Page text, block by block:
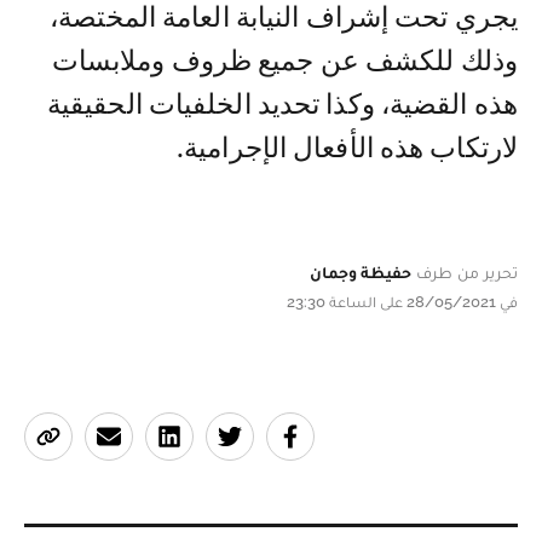
يجري تحت إشراف النيابة العامة المختصة،
وذلك للكشف عن جميع ظروف وملابسات
هذه القضية، وكذا تحديد الخلفيات الحقيقية
لارتكاب هذه الأفعال الإجرامية.
تحرير من طرف حفيظة وجمان
في 28/05/2021 على الساعة 23:30